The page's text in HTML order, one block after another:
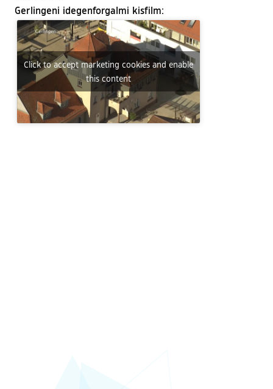
Gerlingeni idegenforgalmi kisfilm:
Click to accept marketing cookies and enable
this content